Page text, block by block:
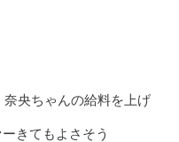
央ちゃんの給料を上げ
きてもよさそう